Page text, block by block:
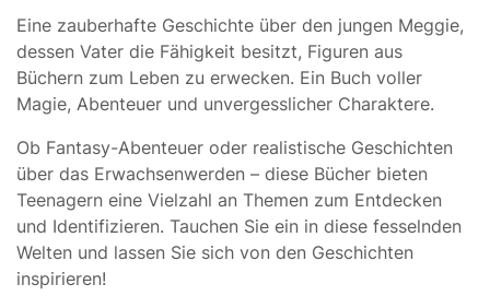
Eine zauberhafte Geschichte über den jungen Meggie,
dessen Vater die Fähigkeit besitzt, Figuren aus
Büchern zum Leben zu erwecken. Ein Buch voller
Magie, Abenteuer und unvergesslicher Charaktere.
Ob Fantasy-Abenteuer oder realistische Geschichten
über das Erwachsenwerden – diese Bücher bieten
Teenagern eine Vielzahl an Themen zum Entdecken
und Identifizieren. Tauchen Sie ein in diese fesselnden
Welten und lassen Sie sich von den Geschichten
inspirieren!